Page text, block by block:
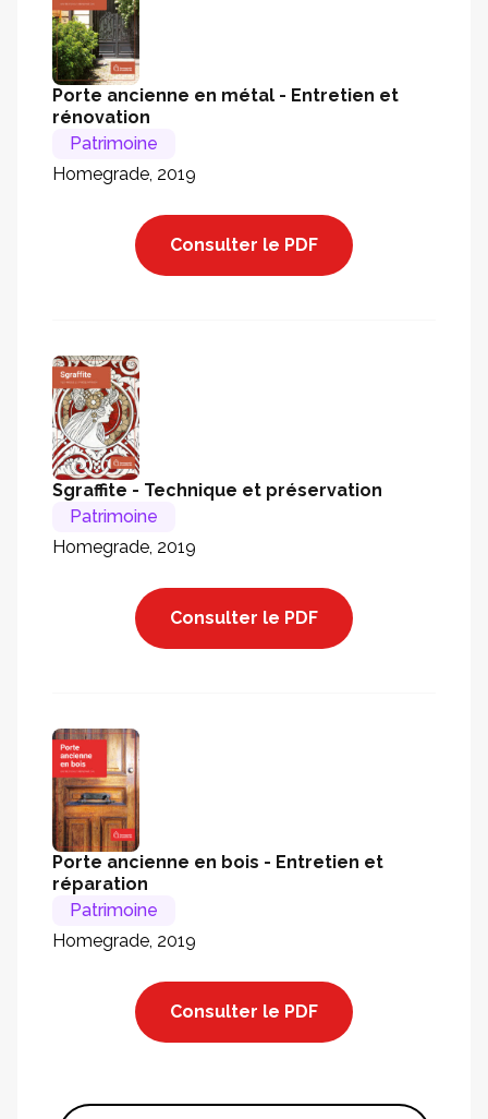
Porte ancienne en métal - Entretien et
rénovation
Patrimoine
Homegrade, 2019
Consulter le PDF
Sgraffite - Technique et préservation
Patrimoine
Homegrade, 2019
Consulter le PDF
Porte ancienne en bois - Entretien et
réparation
Patrimoine
Homegrade, 2019
Consulter le PDF